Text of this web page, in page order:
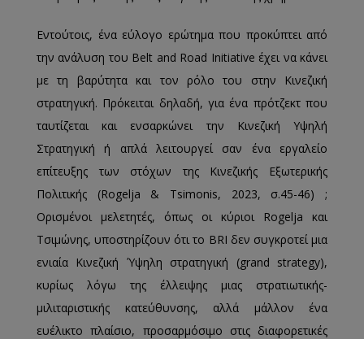
Εντούτοις, ένα εύλογο ερώτημα που προκύπτει από
την ανάλυση του Belt and Road Initiative έχει να κάνει
με τη βαρύτητα και τον ρόλο του στην Κινεζική
στρατηγική. Πρόκειται δηλαδή, για ένα πρότζεκτ που
ταυτίζεται και ενσαρκώνει την Κινεζική Υψηλή
Στρατηγική ή απλά λειτουργεί σαν ένα εργαλείο
επίτευξης των στόχων της Κινεζικής Εξωτερικής
Πολιτικής (Rogelja & Tsimonis, 2023, σ.45-46) ;
Ορισμένοι μελετητές, όπως οι κύριοι Rogelja και
Τσιμώνης, υποστηρίζουν ότι το BRI δεν συγκροτεί μια
ενιαία Κινεζική Ύψηλη στρατηγική (grand strategy),
κυρίως λόγω της έλλειψης μιας στρατιωτικής-
μιλιταριστικής κατεύθυνσης, αλλά μάλλον ένα
ευέλικτο πλαίσιο, προσαρμόσιμο στις διαφορετικές